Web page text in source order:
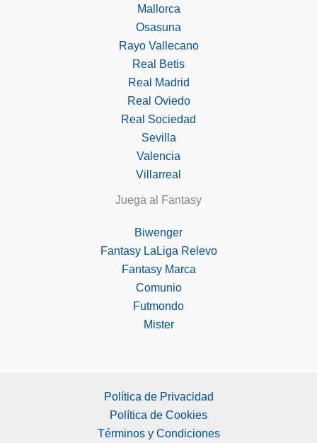
Mallorca
Osasuna
Rayo Vallecano
Real Betis
Real Madrid
Real Oviedo
Real Sociedad
Sevilla
Valencia
Villarreal
Juega al Fantasy
Biwenger
Fantasy LaLiga Relevo
Fantasy Marca
Comunio
Futmondo
Mister
Política de Privacidad
Política de Cookies
Términos y Condiciones